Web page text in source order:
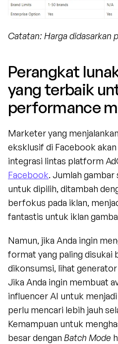
Catatan: Harga didasarkan
Perangkat
yang terbaik
performance
Marketer yang
eksklusif di Facebook
integrasi lintas platform
Facebook. Jumlah
untuk dipilih, ditambah
berfokus pada iklan,
fantastis untuk iklan
Namun, jika Anda ingin
format yang paling disukai
dikonsumsi, lihat
Jika Anda ingin membuat
influencer AI untuk
perlu mencari lebih jauh
Kemampuan untuk
besar dengan Batch Mode